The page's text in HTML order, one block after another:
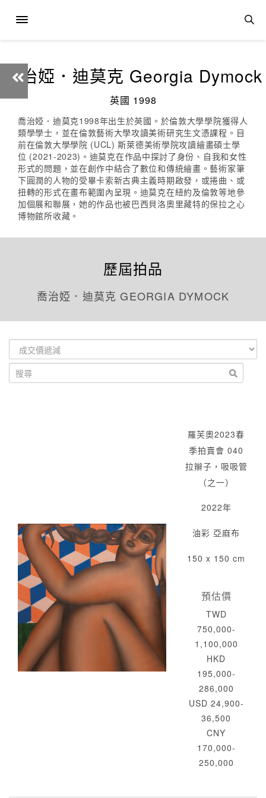
喬治婭．迪莫克 Georgia Dymock
英國 1998
喬治婭．迪莫克1998年出生於英國。於倫敦大學學院獲得人
類學學士，並在倫敦藝術大學攻讀美術研究生文憑課程。目
前在倫敦大學學院 (UCL) 斯萊德美術學院攻讀繪畫碩士學
位 (2021-2023)。迪莫克在作品中探討了身份、自我和女性
形式的問題，並在創作中結合了數位和傳統繪畫。藝術家筆
下圓潤的人物的受畢卡索新古典主義時期啟發，或捲曲、或
扭轉的形式在畫布範圍內呈現。迪莫克在紐約及倫敦等地參
加個展和聯展，她的作品也被巴西貝洛奧里藏特的保拉之心
博物館所收藏。
歷屆拍品
喬治婭．迪莫克 GEORGIA DYMOCK
羅芙奧2023春
季拍賣會 040
拉辮子，吸吸管
（之一）
2022年
油彩 亞麻布
150 x 150 cm
預估價
TWD
750,000-
1,100,000
HKD
195,000-
286,000
USD 24,900-
36,500
CNY
170,000-
250,000